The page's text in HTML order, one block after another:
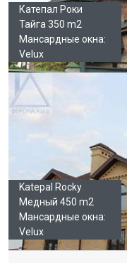
Катепал Роки
Тайга 350 m2
Мансардные окна:
Velux
Katepal Rocky
Медный 450 m2
Мансардные окна:
Velux